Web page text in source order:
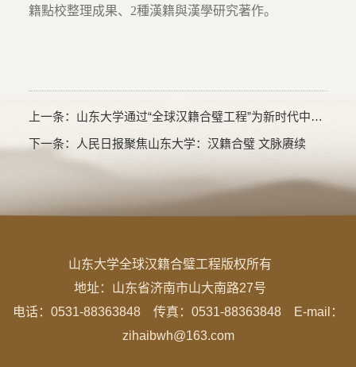
籍點校整理成果、2種漢籍與漢學研究著作。
上一条： 山东大学通过“全球汉籍合璧工程”为新时代中法友好交流贡献力量
下一条：
人民日报聚焦山东大学：汉籍合璧 文脉赓续
山东大学全球汉籍合璧工程版权所有
地址： 山东省济南市山大南路27号
电话：0531-88363848 传真：0531-88363848 E-mail：
zihaibwh@163.com